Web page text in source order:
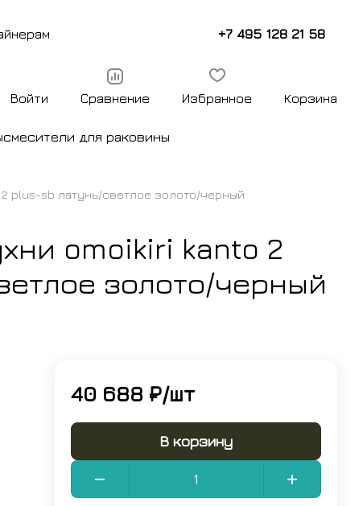
+7 495 128 21 58
Войти Сравнение Избранное Корзина
смесители для раковины
plus-sb латунь/светлое золото/черный
omoikiri kanto 2
золото/черный
40 688 ₽/шт
В корзину